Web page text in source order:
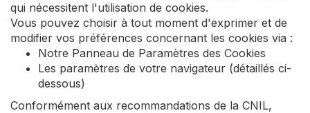
qui nécessitent l'utilisation de cookies.
Vous pouvez choisir à tout moment d'exprimer et de
modifier vos préférences concernant les cookies via :
Notre Panneau de Paramètres des Cookies
Les paramètres de votre navigateur (détaillés ci-
dessous)
Conformément aux recommandations de la CNIL,